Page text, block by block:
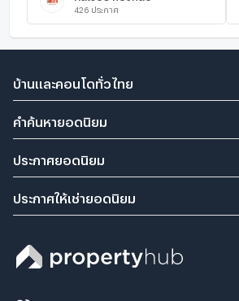
426 ประกาศ
บ้านและคอนโดทั่วไทย
คำค้นหายอดนิยม
ประกาศยอดนิยม
ประกาศให้เช่ายอดนิยม